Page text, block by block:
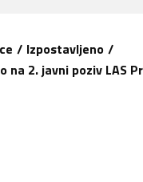
/ Izpostavljeno /
na 2. javni poziv LAS